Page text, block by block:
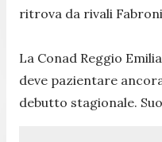
ritrova da rivali
La Conad Reggio
deve pazientare
debutto stagionale.